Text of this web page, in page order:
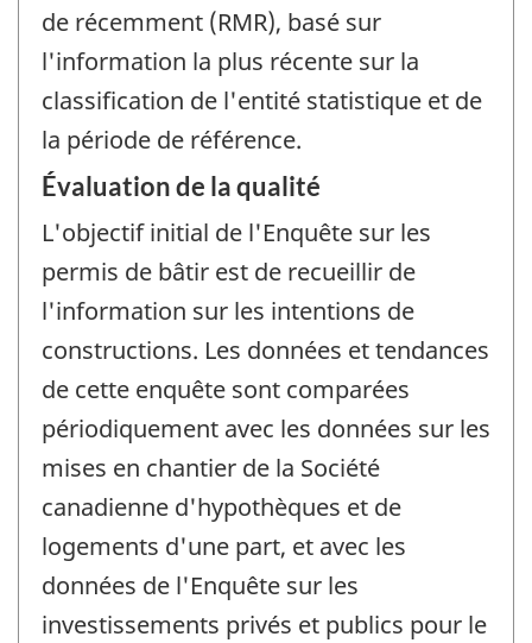
de récemment (RMR), basé sur
l'information la plus récente sur la
classification de l'entité statistique et de
la période de référence.
Évaluation de la qualité
L'objectif initial de l'Enquête sur les
permis de bâtir est de recueillir de
l'information sur les intentions de
constructions. Les données et tendances
de cette enquête sont comparées
périodiquement avec les données sur les
mises en chantier de la Société
canadienne d'hypothèques et de
logements d'une part, et avec les
données de l'Enquête sur les
investissements privés et publics pour le